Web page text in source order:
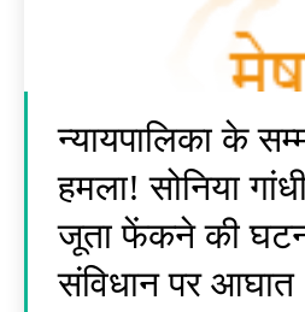
न्यायपालिका के
हमला! सोनिया
जूता फेंकने की
संविधान पर आघात